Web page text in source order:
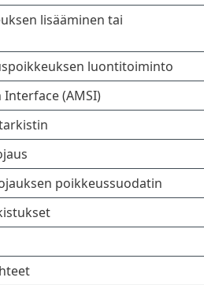
lisääminen tai
luontitoiminto
(AMSI)
poikkeussuodatin